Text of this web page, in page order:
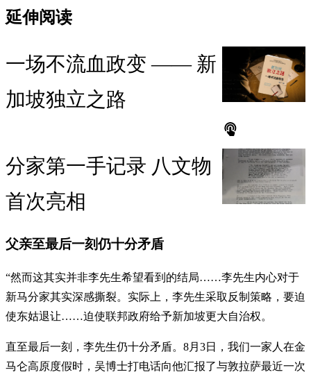
延伸阅读
一场不流血政变 —— 新
加坡独立之路
分家第一手记录 八文物
首次亮相
父亲至最后一刻仍十分矛盾
“然而这其实并非李先生希望看到的结局……李先生内心对于
新马分家其实深感撕裂。实际上，李先生采取反制策略，要迫
使东姑退让……迫使联邦政府给予新加坡更大自治权。
直至最后一刻，李先生仍十分矛盾。8月3日，我们一家人在金
马仑高原度假时，吴博士打电话向他汇报了与敦拉萨最近一次